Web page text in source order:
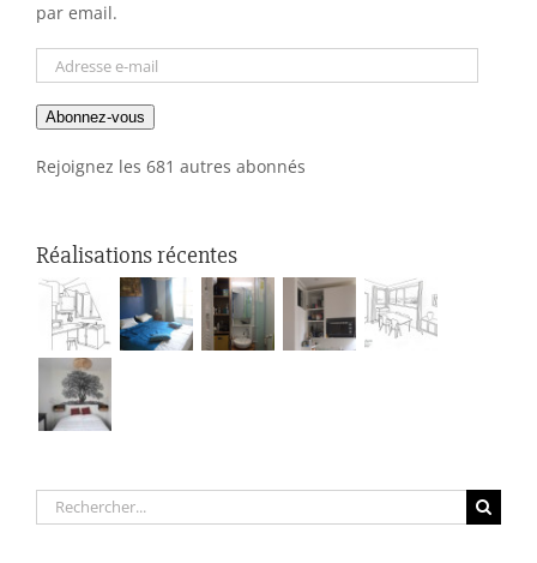
par email.
Adresse
mail
Abonnez-vous
Rejoignez les 681 autres abonnés
Réalisations récentes
Rechercher: